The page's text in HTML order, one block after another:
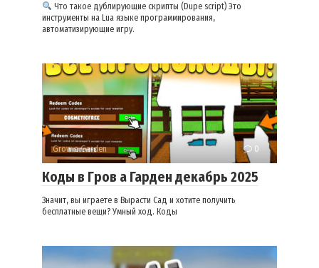
Что такое дублирующие скрипты (Dupe script) Это
инструменты на Lua языке программирования,
автоматизирующие игру.
Grow a Garden 0
Коды в Гров а Гарден декабрь 2025
Значит, вы играете в Вырасти Сад и хотите получить
бесплатные вещи? Умный ход. Коды